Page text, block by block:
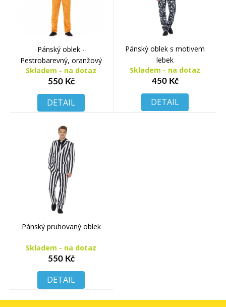
Pánský oblek -
Pestrobarevný, oranžový
Skladem - na dotaz
550 Kč
DETAIL
Pánský oblek s motivem
lebek
Skladem - na dotaz
450 Kč
DETAIL
Pánský pruhovaný oblek
Skladem - na dotaz
550 Kč
DETAIL